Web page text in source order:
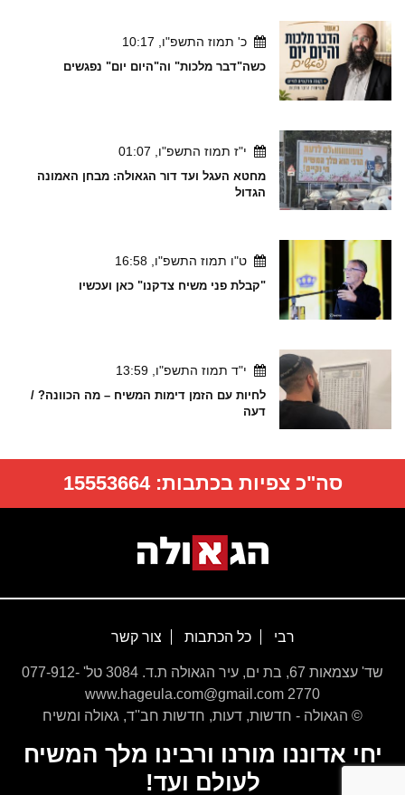
כ' תמוז התשפ"ו, 10:17
כשה"דבר מלכות" וה"היום יום" נפגשים
י"ז תמוז התשפ"ו, 01:07
מחטא העגל ועד דור הגאולה: מבחן האמונה
הגדול
ט"ו תמוז התשפ"ו, 16:58
"קבלת פני משיח צדקנו" כאן ועכשיו
י"ד תמוז התשפ"ו, 13:59
לחיות עם הזמן דימות המשיח – מה הכוונה? /
דעה
סה"כ צפיות בכתבות:15553664
רבי כל הכתבות צור קשר
שד' עצמאות 67, בת ים, עיר הגאולה ת.ד. 3084 טל' 077-912-
2770 www.hageula.com@gmail.com
© הגאולה - חדשות, דעות, חדשות חב''ד, גאולה ומשיח
יחי אדוננו מורנו ורבינו מלך המשיח
לעולם ועד!